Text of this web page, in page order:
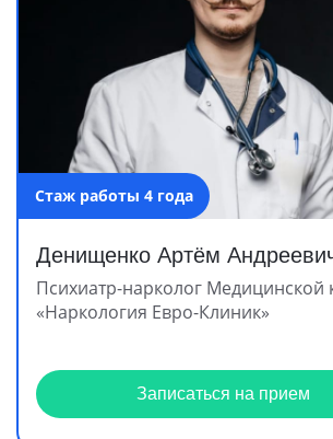
Стаж работы 4 года
Денищенко Артём
Психиатр-нарколог Медицинской
«Наркология Евро-Клиник»
Записаться на прием